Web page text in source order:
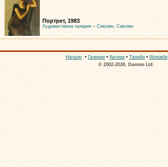
Портрет, 1983
Художествена галерия – Смолян, Смолян
Начало • Галерии • Автори • Творби • Изложби
© 2002-2026, Domino Ltd.